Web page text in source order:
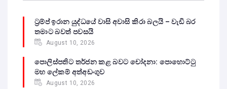
ට්‍රම්ප් ඉරාන යුද්ධයේ වාසි අවාසි කිරා බලයි – වැඩි බර
තමාට බවත් පවසයි
August 10, 2026
පොලිස්පතිට තර්ජන කළ බවට චෝදනා: පොහොට්ටු
මහ ලේකම් අත්අඩංගුව
August 10, 2026